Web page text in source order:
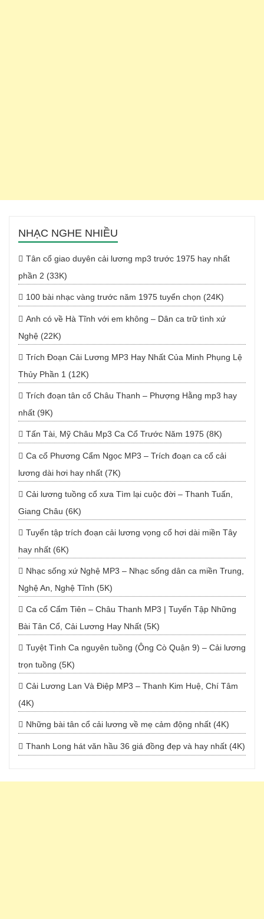
NHẠC NGHE NHIỀU
Tân cổ giao duyên cải lương mp3 trước 1975 hay nhất
phần 2 (33K)
100 bài nhạc vàng trước năm 1975 tuyển chọn (24K)
Anh có về Hà Tĩnh với em không – Dân ca trữ tình xứ
Nghệ (22K)
Trích Đoạn Cải Lương MP3 Hay Nhất Của Minh Phụng Lệ
Thủy Phần 1 (12K)
Trích đoạn tân cổ Châu Thanh – Phượng Hằng mp3 hay
nhất (9K)
Tấn Tài, Mỹ Châu Mp3 Ca Cổ Trước Năm 1975 (8K)
Ca cổ Phương Cẩm Ngọc MP3 – Trích đoạn ca cổ cải
lương dài hơi hay nhất (7K)
Cải lương tuồng cổ xưa Tìm lại cuộc đời – Thanh Tuấn,
Giang Châu (6K)
Tuyển tập trích đoạn cải lương vọng cổ hơi dài miền Tây
hay nhất (6K)
Nhạc sống xứ Nghệ MP3 – Nhạc sống dân ca miền Trung,
Nghệ An, Nghệ Tĩnh (5K)
Ca cổ Cẩm Tiên – Châu Thanh MP3 | Tuyển Tập Những
Bài Tân Cổ, Cải Lương Hay Nhất (5K)
Tuyệt Tình Ca nguyên tuồng (Ông Cò Quận 9) – Cải lương
trọn tuồng (5K)
Cải Lương Lan Và Điệp MP3 – Thanh Kim Huệ, Chí Tâm
(4K)
Những bài tân cổ cải lương về mẹ cảm động nhất (4K)
Thanh Long hát văn hầu 36 giá đồng đẹp và hay nhất (4K)